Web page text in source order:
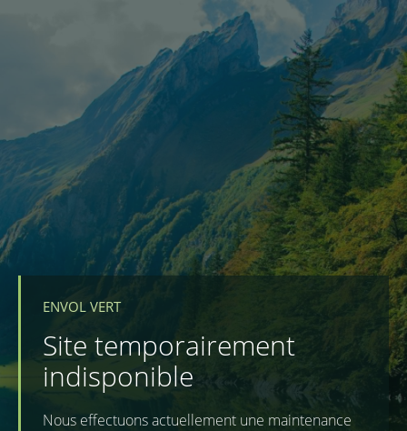
ENVOL VERT
Site temporairement
indisponible
Nous effectuons actuellement une maintenance